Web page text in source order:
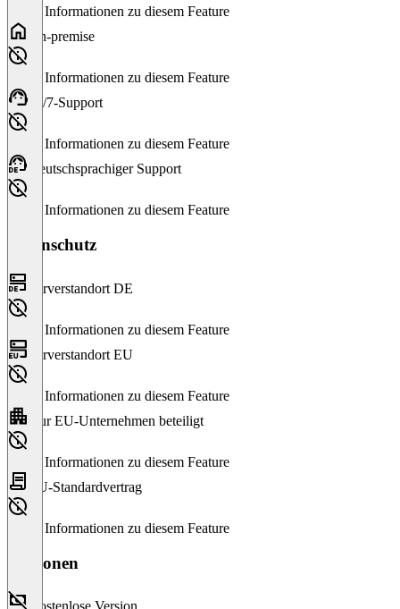
Keine Informationen zu diesem Feature
On-premise
Keine Informationen zu diesem Feature
24/7-Support
Keine Informationen zu diesem Feature
Deutschsprachiger Support
Keine Informationen zu diesem Feature
Datenschutz
Serverstandort DE
Keine Informationen zu diesem Feature
Serverstandort EU
Keine Informationen zu diesem Feature
Nur EU-Unternehmen beteiligt
Keine Informationen zu diesem Feature
EU-Standardvertrag
Keine Informationen zu diesem Feature
Versionen